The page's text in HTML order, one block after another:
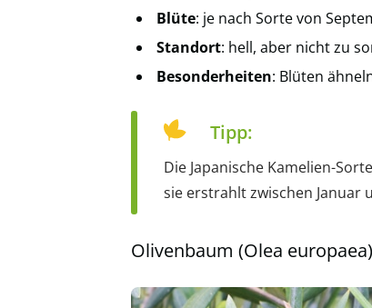
Blüte: je nach Sorte von
Standort: hell, aber nicht zu
Besonderheiten: Blüten
Tipp:
Die Japanische Kamelien-
sie erstrahlt zwischen Januar
Olivenbaum (Olea europaea)